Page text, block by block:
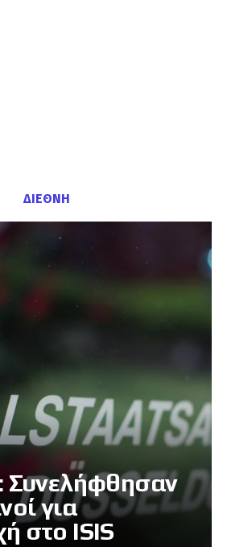
ΔΙΕΘΝΗ
Συνελήφθησαν
για
στο ISIS